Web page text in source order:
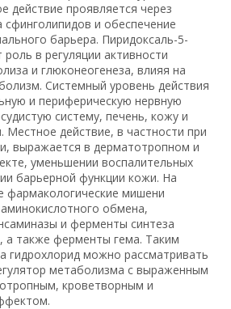
действие проявляется через
сфинголипидов и обеспечение
барьера. Пиридоксаль-5-
в регуляции активности
и глюконеогенеза, влияя на
Системный уровень действия
и периферическую нервную
систему, печень, кожу и
действие, в частности при
выражается в дерматотропном и
уменьшении воспалительных
барьерной функции кожи. На
фармакологические мишени
обмена,
и ферменты синтеза
а также ферменты гема. Таким
гидрохлорид можно рассматривать
метаболизма с выраженным
кроветворным и